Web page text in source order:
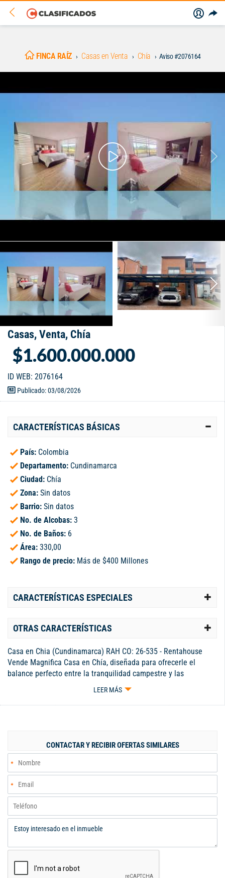
FINCA RAÍZ Casas en Venta Chía Aviso #2076164
Casas, Venta, Chía
$1.600.000.000
ID WEB: 2076164
Publicado: 03/08/2026
CARACTERÍSTICAS BÁSICAS
País: Colombia
Departamento: Cundinamarca
Ciudad: Chía
Zona: Sin datos
Barrio: Sin datos
No. de Alcobas: 3
No. de Baños: 6
Área: 330,00
Rango de precio: Más de $400 Millones
CARACTERÍSTICAS ESPECIALES
OTRAS CARACTERÍSTICAS
Casa en Chia (Cundinamarca) RAH CO: 26-535 - Rentahouse
Vende Magnifica Casa en Chía, diseñada para ofrecerle el
balance perfecto entre la tranquilidad campestre y las
comodidades modernas, con espacios de amplitud inigualable y
llenos de luz, 3 habitaciones grandes, cada una con su baño y
balcón, estupenda zona social, que integra sala comedor, cocina
LEER MÁS
CONTACTAR Y RECIBIR OFERTAS SIMILARES